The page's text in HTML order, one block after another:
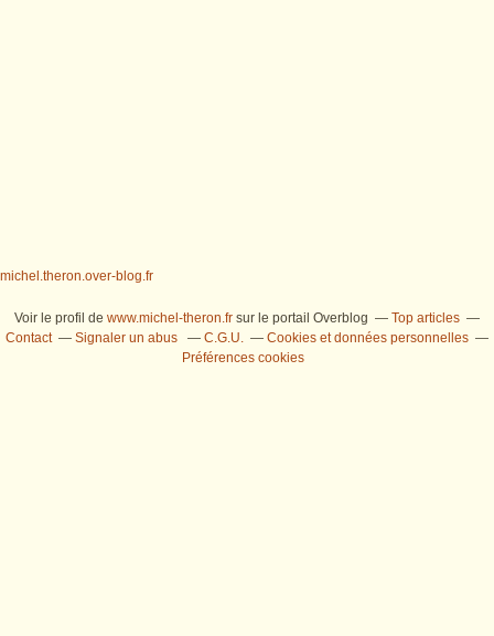
michel.theron.over-blog.fr
Voir le profil de www.michel-theron.fr sur le portail Overblog
Top articles
Contact
Signaler un abus C.G.U.
Cookies et données personnelles
Préférences cookies